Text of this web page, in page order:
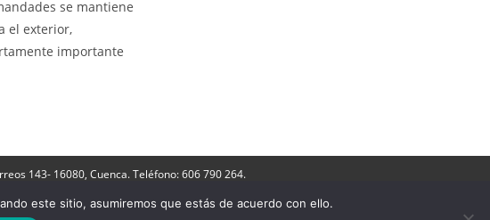
se mantiene
el exterior,
importante
143- 16080, Cuenca. Teléfono: 606 790 264.
cookies Acceder a Ediciones Olcades
este sitio, asumiremos que estás de acuerdo con ello.